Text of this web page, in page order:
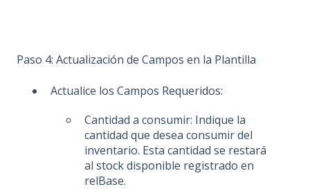
Paso 4: Actualización de Campos en la Plantilla
Actualice los Campos Requeridos:
Cantidad a consumir: Indique la
cantidad que desea consumir del
inventario. Esta cantidad se restará
al stock disponible registrado en
relBase.